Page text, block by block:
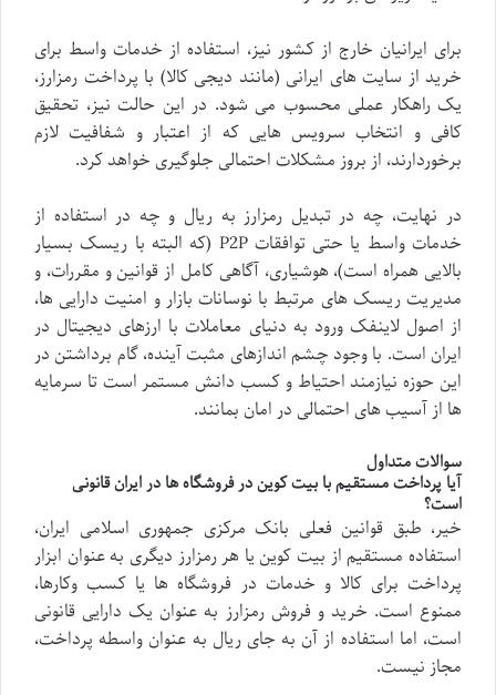
برای ایرانیان خارج از کشور نیز، استفاده از خدمات واسط برای
خرید از سایت های ایرانی (مانند دیجی کالا) با پرداخت رمزارز،
یک راهکار عملی محسوب می شود. در این حالت نیز، تحقیق
کافی و انتخاب سرویس هایی که از اعتبار و شفافیت لازم
برخوردارند، از بروز مشکلات احتمالی جلوگیری خواهد کرد.
در نهایت، چه در تبدیل رمزارز به ریال و چه در استفاده از
خدمات واسط یا حتی توافقات P2P (که البته با ریسک بسیار
بالایی همراه است)، هوشیاری، آگاهی کامل از قوانین و مقررات، و
مدیریت ریسک های مرتبط با نوسانات بازار و امنیت دارایی ها،
از اصول لاینفک ورود به دنیای معاملات با ارزهای دیجیتال در
ایران است. با وجود چشم اندازهای مثبت آینده، گام برداشتن در
این حوزه نیازمند احتیاط و کسب دانش مستمر است تا سرمایه
ها از آسیب های احتمالی در امان بمانند.
سوالات متداول
آیا پرداخت مستقیم با بیت کوین در فروشگاه ها در ایران قانونی
است؟
خیر، طبق قوانین فعلی بانک مرکزی جمهوری اسلامی ایران،
استفاده مستقیم از بیت کوین یا هر رمزارز دیگری به عنوان ابزار
پرداخت برای کالا و خدمات در فروشگاه ها یا کسب وکارها،
ممنوع است. خرید و فروش رمزارز به عنوان یک دارایی قانونی
است، اما استفاده از آن به جای ریال به عنوان واسطه پرداخت،
مجاز نیست.